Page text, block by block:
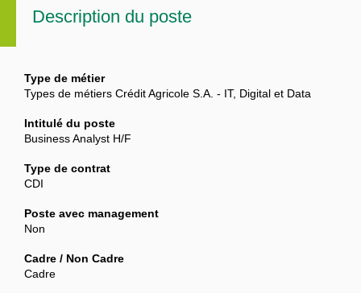
Description du poste
Type de métier
Types de métiers Crédit Agricole S.A. - IT, Digital et Data
Intitulé du poste
Business Analyst H/F
Type de contrat
CDI
Poste avec management
Non
Cadre / Non Cadre
Cadre